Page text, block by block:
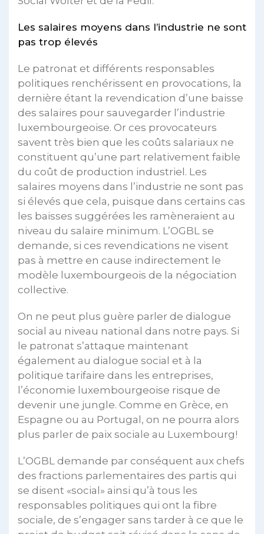
Les salaires moyens dans l’industrie ne sont
pas trop élevés
Le patronat et différents responsables
politiques renchérissent en provocations, la
dernière étant la revendication d’une baisse
des salaires pour sauvegarder l’industrie
luxembourgeoise. Or ces provocateurs
savent très bien que les coûts salariaux ne
constituent qu’une part relativement faible
du coût de production industriel. Les
salaires moyens dans l’industrie ne sont pas
si élevés que cela, puisque dans certains cas
les baisses suggérées les ramèneraient au
niveau du salaire minimum. L’OGBL se
demande, si ces revendications ne visent
pas à mettre en cause indirectement le
modèle luxembourgeois de la négociation
collective.
On ne peut plus guère parler de dialogue
social au niveau national dans notre pays. Si
le patronat s’attaque maintenant
également au dialogue social et à la
politique tarifaire dans les entreprises,
l’économie luxembourgeoise risque de
devenir une jungle. Comme en Grèce, en
Espagne ou au Portugal, on ne pourra alors
plus parler de paix sociale au Luxembourg!
L’OGBL demande par conséquent aux chefs
des fractions parlementaires des partis qui
se disent «social» ainsi qu’à tous les
responsables politiques qui ont la fibre
sociale, de s’engager sans tarder à ce que le